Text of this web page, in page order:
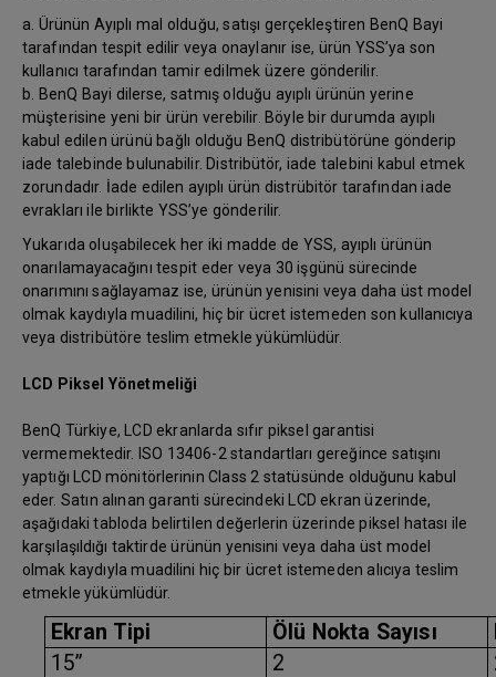
a. Ürünün Ayıplı mal olduğu, satışı gerçekleştiren BenQ Bayi
tarafından tespit edilir veya onaylanır ise, ürün YSS’ya son
kullanıcı tarafından tamir edilmek üzere gönderilir.
b. BenQ Bayi dilerse, satmış olduğu ayıplı ürünün yerine
müşterisine yeni bir ürün verebilir. Böyle bir durumda ayıplı
kabul edilen ürünü bağlı olduğu BenQ distribütörüne gönderip
iade talebinde bulunabilir. Distribütör, iade talebini kabul etmek
zorundadır. İade edilen ayıplı ürün distrübitör tarafından iade
evrakları ile birlikte YSS’ye gönderilir.
Yukarıda oluşabilecek her iki madde de YSS, ayıplı ürünün
onarılamayacağını tespit eder veya 30 işgünü sürecinde
onarımını sağlayamaz ise, ürünün yenisini veya daha üst model
olmak kaydıyla muadilini, hiç bir ücret istemeden son kullanıcıya
veya distribütöre teslim etmekle yükümlüdür.
LCD Piksel Yönetmeliği
BenQ Türkiye, LCD ekranlarda sıfır piksel garantisi
vermemektedir. ISO 13406-2 standartları gereğince satışını
yaptığı LCD mönitörlerinin Class 2 statüsünde olduğunu kabul
eder. Satın alınan garanti sürecindeki LCD ekran üzerinde,
aşağıdaki tabloda belirtilen değerlerin üzerinde piksel hatası ile
karşılaşıldığı taktirde ürünün yenisini veya daha üst model
olmak kaydıyla muadilini hiç bir ücret istemeden alıcıya teslim
etmekle yükümlüdür.
Ekran Tipi Ölü Nokta Sayısı
15”
2